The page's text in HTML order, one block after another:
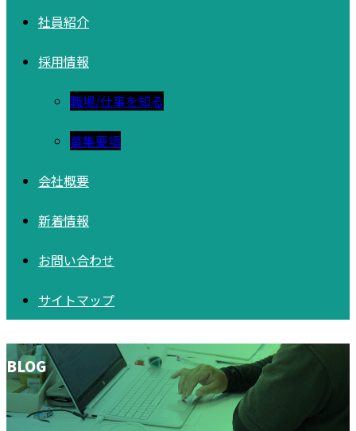
社員紹介
採用情報
職場/仕事を知る
募集要項
会社概要
新着情報
お問い合わせ
サイトマップ
BLOG